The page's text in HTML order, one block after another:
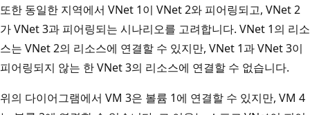
또한 동일한 지역에서 VNet 1이 VNet 2와 피어링되고, VNet 2
가 VNet 3과 피어링되는 시나리오를 고려합니다. VNet 1의 리소
스는 VNet 2의 리소스에 연결할 수 있지만, VNet 1과 VNet 3이
피어링되지 않는 한 VNet 3의 리소스에 연결할 수 없습니다.
위의 다이어그램에서 VM 3은 볼륨 1에 연결할 수 있지만, VM 4